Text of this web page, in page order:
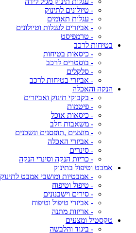
- טיולונים לתינוק
- עגלות תאומים
- אביזרים לעגלות וטיולונים
- טרמפיסט
בטיחות לרכב
- כיסאות בטיחות
- בוסטרים לרכב
- סלקלים
- אביזרי בטיחות לרכב
הנקה והאכלה
- בקבוקי תינוק ואביזרים
- פיטמות
- כיסאות אוכל
- משאבות חלב
- מוצצים ,תופסנים ונשכנים
- אביזרי האכלה
- סינרים
- כריות הנקה וסינרי הנקה
אמבט וטיפול בתינוק
- אמבטיות ומושבי אמבט לתינוק
- טיפול וטיפוח
- סירים וישבנונים
- אביזרי טיפול וטיפוח
- אריזות מתנה
טקסטיל ומצעים
- ביגוד והלבשה